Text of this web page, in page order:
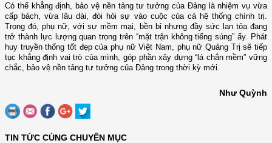
Có thể khẳng định, bảo vệ nền tảng tư tưởng của Đảng là nhiệm vụ vừa
cấp bách, vừa lâu dài, đòi hỏi sự vào cuộc của cả hệ thống chính trị.
Trong đó, phụ nữ, với sự mềm mại, bền bỉ nhưng đầy sức lan tỏa đang
trở thành lực lượng quan trọng trên “mặt trận không tiếng súng” ấy. Phát
huy truyền thống tốt đẹp của phụ nữ Việt Nam, phụ nữ Quảng Trị sẽ tiếp
tục khẳng định vai trò của mình, góp phần xây dựng “lá chắn mềm” vững
chắc, bảo vệ nền tảng tư tưởng của Đảng trong thời kỳ mới.
Như Quỳnh
TIN TỨC CÙNG CHUYÊN MỤC